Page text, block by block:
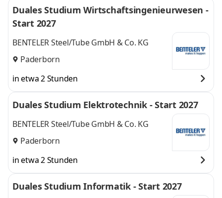
Duales Studium Wirtschaftsingenieurwesen -
Start 2027
BENTELER Steel/Tube GmbH & Co. KG
Paderborn
in etwa 2 Stunden
Duales Studium Elektrotechnik - Start 2027
BENTELER Steel/Tube GmbH & Co. KG
Paderborn
in etwa 2 Stunden
Duales Studium Informatik - Start 2027